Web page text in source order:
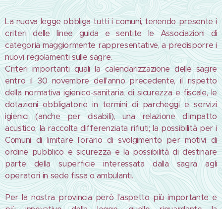
La nuova legge obbliga tutti i comuni, tenendo presente i
criteri delle linee guida e sentite le Associazioni di
categoria maggiormente rappresentative, a predisporre i
nuovi regolamenti sulle sagre.
Criteri importanti quali la calendarizzazione delle sagre
entro il 30 novembre dell'anno precedente, il rispetto
della normativa igienico-sanitaria, di sicurezza e fiscale, le
dotazioni obbligatorie in termini di parcheggi e servizi
igienici (anche per disabili), una relazione d'impatto
acustico, la raccolta differenziata rifiuti; la possibilità per i
Comuni di limitare l'orario di svolgimento per motivi di
ordine pubblico e sicurezza e la possibilità di destinare
parte della superficie interessata dalla sagra agli
operatori in sede fissa o ambulanti.
Per la nostra provincia però l'aspetto più importante e